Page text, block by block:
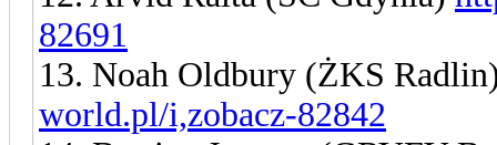
82691
13. Noah Oldbury (ŻKS
world.pl/i,zobacz-82842